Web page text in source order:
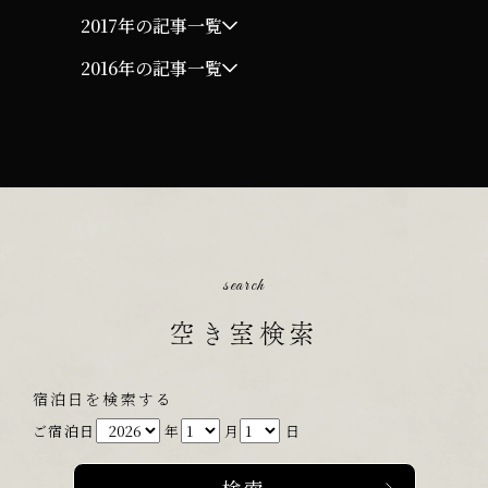
2017年の記事一覧
2016年の記事一覧
search
空き室検索
宿泊日を検索する
ご宿泊日 年 月 日